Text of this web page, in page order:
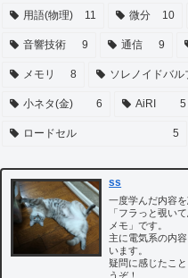
用語(物理) 11 微分 10
音響技術 9 通信 9
メモリ 8 ソレノイドバル
小ネタ(金) 6 AiRI 5
ロードセル 5
ss
一度学んだ内容
「フラっと覗い
メモ」です。
主に電気系の内
います。
疑問に感じたこ
うぞ！